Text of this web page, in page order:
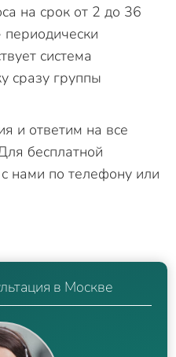
на срок от 2 до 36
система
сразу группы
и ответим на все
бесплатной
нами по телефону или
в Москве